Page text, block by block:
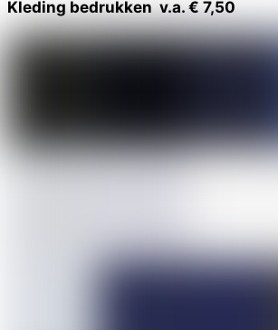
Kleding bedrukken v.a. € 7,50